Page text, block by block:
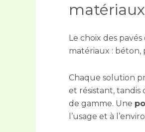
matériaux
Le choix des
matériaux :
Chaque solution
et résistant,
de gamme. Une
l’usage et à